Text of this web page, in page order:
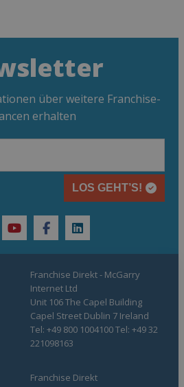
über weitere Franchise-
erhalten
LOS GEHT’S!
youtubefacebooklinkedin
Franchise Direkt
Franchise Direkt - McGarry
Internet Ltd
Unit 106 The Capel Building
Capel Street Dublin 7 Ireland
Tel: +49 800 1004100 Tel: +49 32
221098163